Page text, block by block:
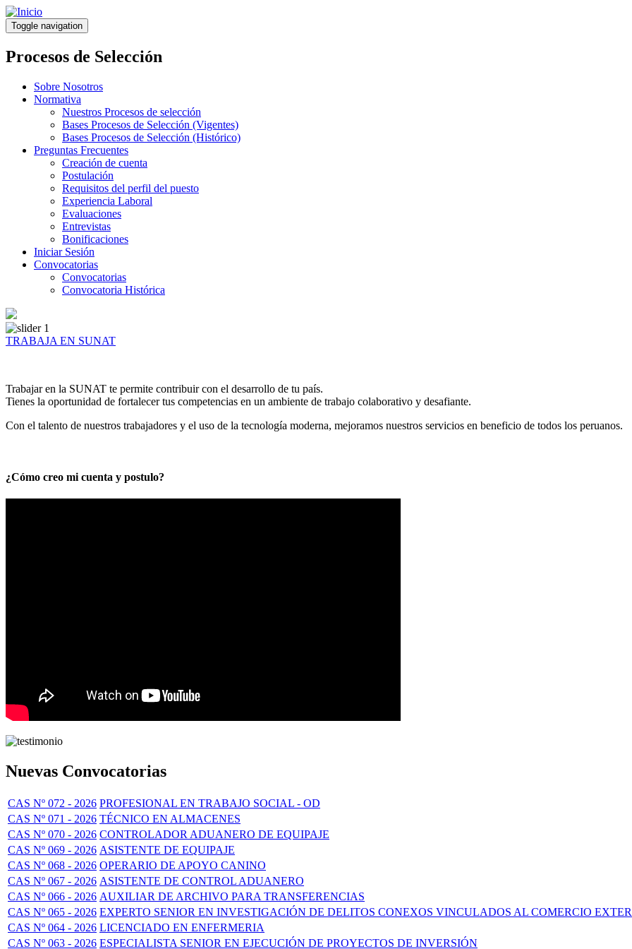
Pasar
al
contenido
principal
Toggle navigation
Procesos de Selección
Sobre Nosotros
Normativa
Nuestros Procesos de selección
Bases Procesos de Selección (Vigentes)
Bases Procesos de Selección (Histórico)
Preguntas Frecuentes
Creación de cuenta
Postulación
Requisitos del perfil del puesto
Experiencia Laboral
Evaluaciones
Entrevistas
Bonificaciones
Iniciar Sesión
Convocatorias
Convocatorias
Convocatoria Histórica
TRABAJA EN SUNAT
Trabajar en la SUNAT te permite contribuir con el desarrollo de tu país.
Tienes la oportunidad de fortalecer tus competencias en un ambiente de trabajo colaborativo y desafiante.
Con el talento de nuestros trabajadores y el uso de la tecnología moderna, mejoramos nuestros servicios en beneficio de todos los peruanos.
¿Cómo creo mi cuenta y postulo?
Nuevas Convocatorias
CAS Nº 072 - 2026 PROFESIONAL EN TRABAJO SOCIAL - OD
CAS Nº 071 - 2026 TÉCNICO EN ALMACENES
CAS Nº 070 - 2026 CONTROLADOR ADUANERO DE EQUIPAJE
CAS Nº 069 - 2026 ASISTENTE DE EQUIPAJE
CAS Nº 068 - 2026 OPERARIO DE APOYO CANINO
CAS Nº 067 - 2026 ASISTENTE DE CONTROL ADUANERO
CAS Nº 066 - 2026 AUXILIAR DE ARCHIVO PARA TRANSFERENCIAS
CAS Nº 065 - 2026 EXPERTO SENIOR EN INVESTIGACIÓN DE DELITOS CONEXOS VINCULADOS AL COMERCIO
CAS Nº 064 - 2026 LICENCIADO EN ENFERMERIA
CAS Nº 063 - 2026 ESPECIALISTA SENIOR EN EJECUCIÓN DE PROYECTOS DE INVERSIÓN